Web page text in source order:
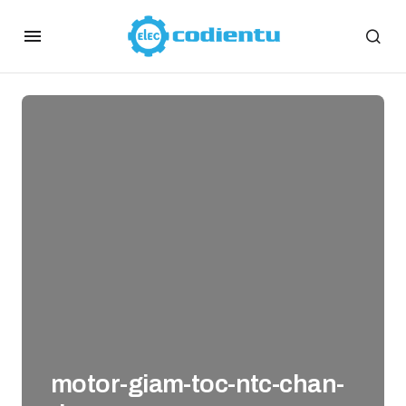
motor-giam-toc-ntc-chan-